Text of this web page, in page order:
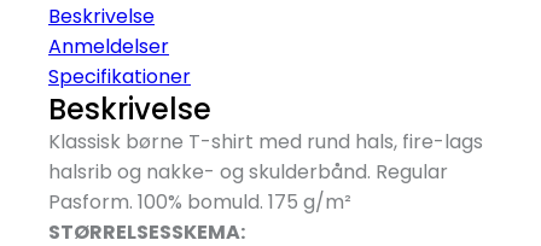
Beskrivelse
Anmeldelser
Specifikationer
Beskrivelse
Klassisk børne T-shirt med rund hals, fire-lags
halsrib og nakke- og skulderbånd. Regular
Pasform. 100% bomuld. 175 g/m²
STØRRELSESSKEMA: